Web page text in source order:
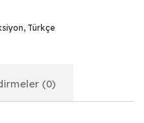
, Türkçe
(0)